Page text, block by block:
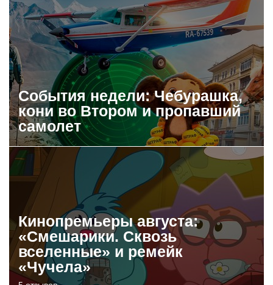
События недели: Чебурашка,
кони во Втором и пропавший
самолет
Кинопремьеры августа:
«Смешарики. Сквозь
вселенные» и ремейк
«Чучела»